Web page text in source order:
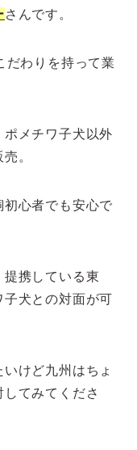
さんです。
だわりを持って業
ポメチワ子犬以外
。
心者でも安心で
携している東
犬との対面が可
けど九州はちょ
てみてくださ